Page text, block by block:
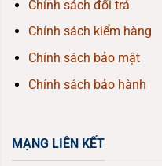
Chính sách đổi trả
Chính sách kiểm hàng
Chính sách bảo mật
Chính sách bảo hành
MẠNG LIÊN KẾT